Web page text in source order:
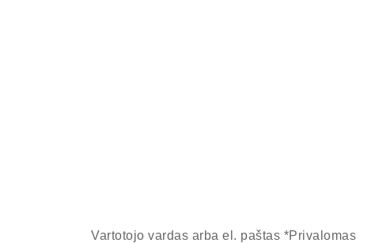
Vartotojo vardas arba el. paštas *Privalomas